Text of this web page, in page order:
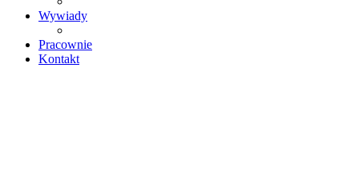
Wywiady
Pracownie
Kontakt